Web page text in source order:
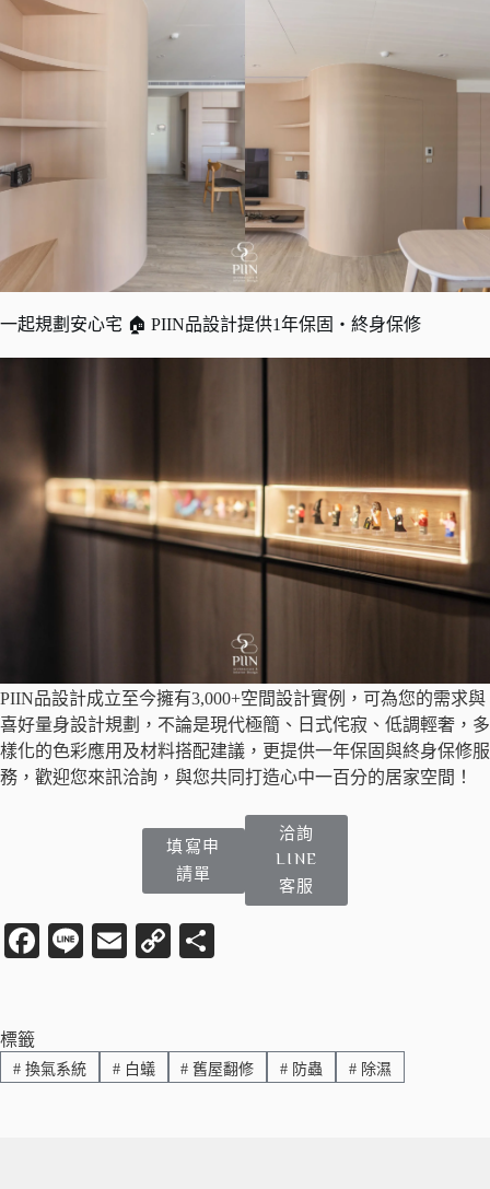
一起規劃安心宅 🏠 PIIN品設計提供1年保固・終身保修
PIIN品設計成立至今擁有3,000+空間設計實例，可為您的需求與
喜好量身設計規劃，不論是現代極簡、日式侘寂、低調輕奢，多
樣化的色彩應用及材料搭配建議，更提供一年保固與終身保修服
務，歡迎您來訊洽詢，與您共同打造心中一百分的居家空間！
填寫申
請單
洽詢
LINE
客服
Fa
ok
Li
E
C
Li
nk
標籤
#換氣系統 #白蟻 # 舊屋翻修 # 防蟲 # 除濕